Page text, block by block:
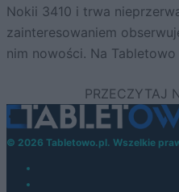
Nokii 3410 i trwa
zainteresowaniem
nim nowości. Na
© 2026 Tabletowo.pl. Wszelkie